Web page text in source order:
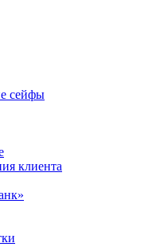
сейфы
клиента